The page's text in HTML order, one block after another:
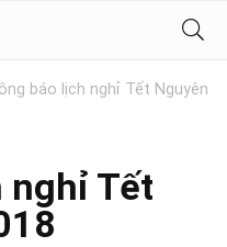
báo lịch nghỉ Tết Nguyên
nghỉ Tết